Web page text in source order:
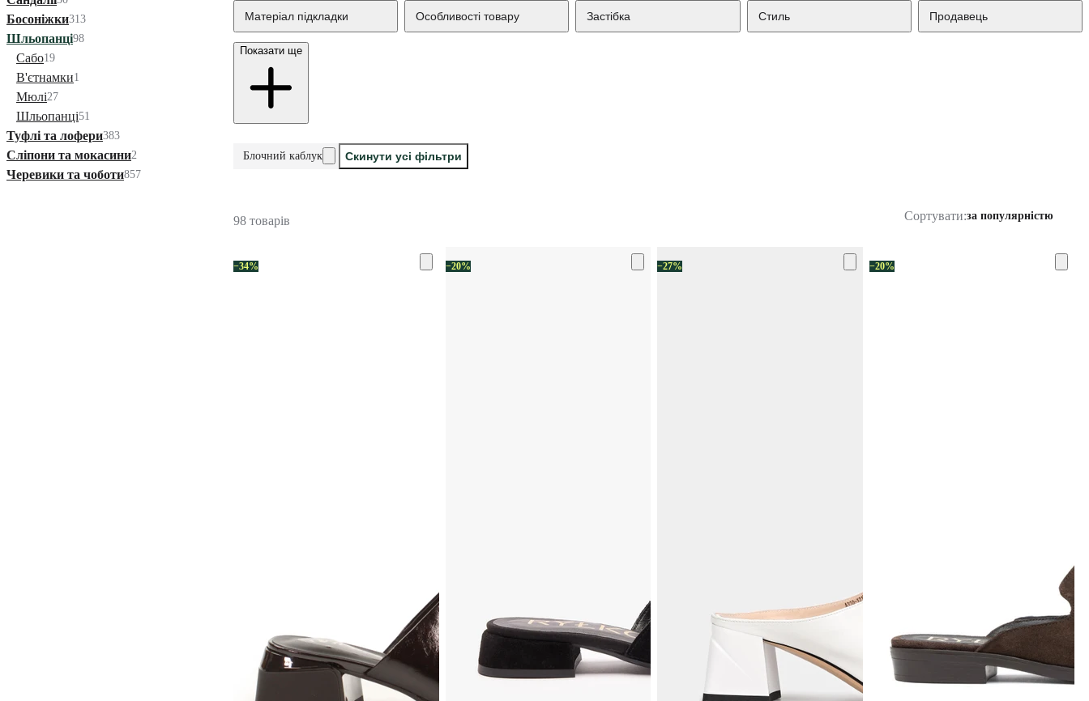
Босоніжки313
Шльопанці98
Сабо19
В'єтнамки1
Мюлі27
Шльопанці51
Туфлі та лофери383
Сліпони та мокасини2
Черевики та чоботи857
Матеріал підкладки Особливості товару Застібка Стиль Продавець
Показати ще
Блочний каблук Скинути усі фільтри
98 товарів Сортувати:за популярністю
−34% −20% −27% −20%